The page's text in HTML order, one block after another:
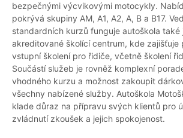
bezpečnými výcvikovými motocykly.
pokrývá skupiny AM, A1, A2, A, B a B17.
standardních kurzů funguje autoškola také
akreditované školící centrum, kde zajišťuje
vstupní školení pro řidiče, včetně školení
Součástí služeb je rovněž komplexní
vhodného kurzu a možnost zakoupit
všechny nabízené služby. Autoškola
klade důraz na přípravu svých klientů pro
zvládnutí zkoušek a jejich spokojenost.